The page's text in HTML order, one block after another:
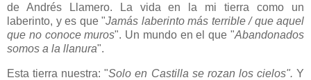
de Andrés Llamero. La vida en la mi tierra como un
laberinto, y es que "Jamás laberinto más terrible / que aquel
que no conoce muros". Un mundo en el que "Abandonados
somos a la llanura".
Esta tierra nuestra: "Solo en Castilla se rozan los cielos".Y